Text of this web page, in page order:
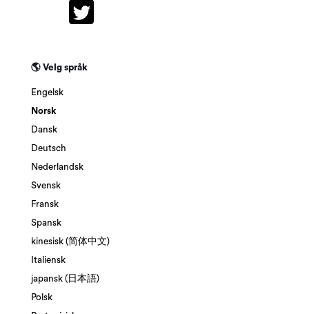
🌎 Velg språk
Engelsk
Norsk
Dansk
Deutsch
Nederlandsk
Svensk
Fransk
Spansk
kinesisk (简体中文)
Italiensk
japansk (日本語)
Polsk